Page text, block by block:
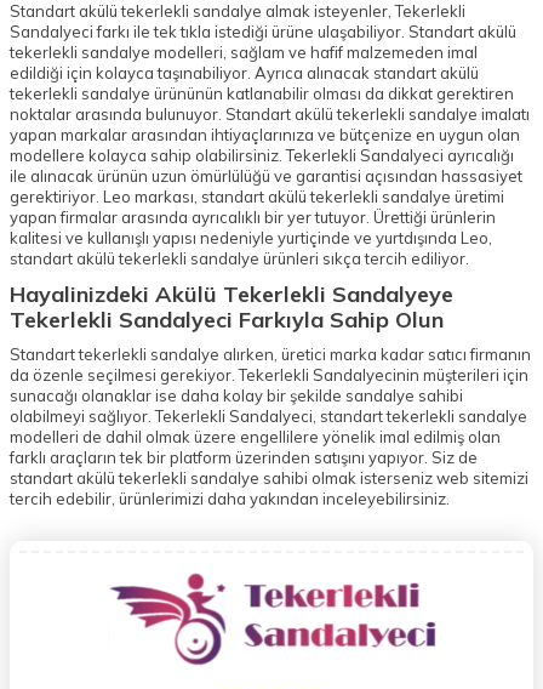
Standart akülü tekerlekli sandalye almak isteyenler, Tekerlekli
Sandalyeci farkı ile tek tıkla istediği ürüne ulaşabiliyor. Standart akülü
tekerlekli sandalye modelleri, sağlam ve hafif malzemeden imal
edildiği için kolayca taşınabiliyor. Ayrıca alınacak standart akülü
tekerlekli sandalye ürününün katlanabilir olması da dikkat gerektiren
noktalar arasında bulunuyor. Standart akülü tekerlekli sandalye imalatı
yapan markalar arasından ihtiyaçlarınıza ve bütçenize en uygun olan
modellere kolayca sahip olabilirsiniz. Tekerlekli Sandalyeci ayrıcalığı
ile alınacak ürünün uzun ömürlülüğü ve garantisi açısından hassasiyet
gerektiriyor. Leo markası, standart akülü tekerlekli sandalye üretimi
yapan firmalar arasında ayrıcalıklı bir yer tutuyor. Ürettiği ürünlerin
kalitesi ve kullanışlı yapısı nedeniyle yurtiçinde ve yurtdışında Leo,
standart akülü tekerlekli sandalye ürünleri sıkça tercih ediliyor.
Hayalinizdeki Akülü Tekerlekli Sandalyeye
Tekerlekli Sandalyeci Farkıyla Sahip Olun
Standart tekerlekli sandalye alırken, üretici marka kadar satıcı firmanın
da özenle seçilmesi gerekiyor. Tekerlekli Sandalyecinin müşterileri için
sunacağı olanaklar ise daha kolay bir şekilde sandalye sahibi
olabilmeyi sağlıyor. Tekerlekli Sandalyeci, standart tekerlekli sandalye
modelleri de dahil olmak üzere engellilere yönelik imal edilmiş olan
farklı araçların tek bir platform üzerinden satışını yapıyor. Siz de
standart akülü tekerlekli sandalye sahibi olmak isterseniz web sitemizi
tercih edebilir, ürünlerimizi daha yakından inceleyebilirsiniz.